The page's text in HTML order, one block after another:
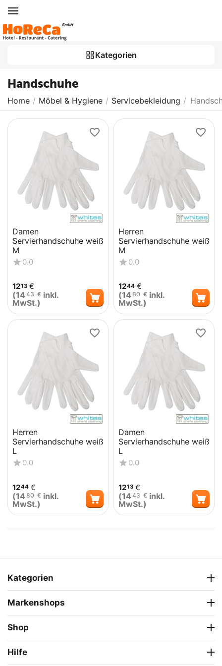
Kategorien
Handschuhe
Home / Möbel & Hygiene / Servicebekleidung /
Damen
Servierhandschuhe weiß
M
0.0
1213 €
(14 43 € inkl.
MwSt.)
Herren
Servierhandschuhe weiß
M
0.0
1244 €
(14 80 € inkl.
MwSt.)
Herren
Servierhandschuhe weiß
L
0.0
1244 €
(14 80 € inkl.
MwSt.)
Damen
Servierhandschuhe weiß
L
0.0
1213 €
(14 43 € inkl.
MwSt.)
Kategorien
Markenshops
Shop
Hilfe